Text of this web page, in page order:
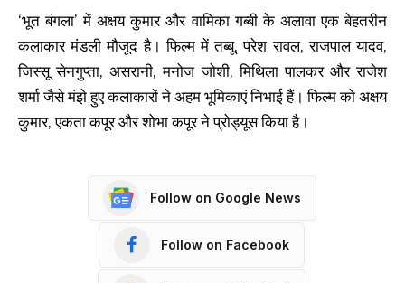
‘भूत बंगला’ में अक्षय कुमार और वामिका गब्बी के अलावा एक बेहतरीन
कलाकार मंडली मौजूद है। फिल्म में तब्बू, परेश रावल, राजपाल यादव,
जिस्सू सेनगुप्ता, असरानी, मनोज जोशी, मिथिला पालकर और राजेश
शर्मा जैसे मंझे हुए कलाकारों ने अहम भूमिकाएं निभाई हैं। फिल्म को अक्षय
कुमार, एकता कपूर और शोभा कपूर ने प्रोड्यूस किया है।
Follow on Google News
Follow on Facebook